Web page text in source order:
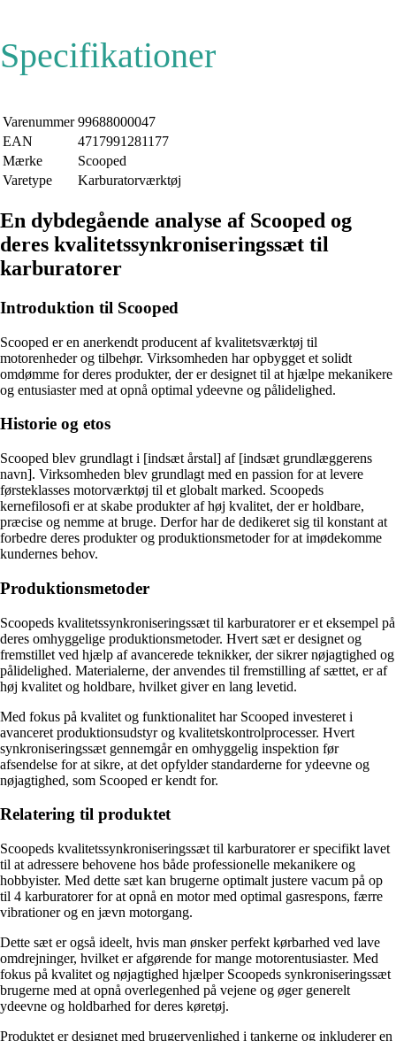
Specifikationer
Varenummer 99688000047
EAN
4717991281177
Mærke
Scooped
Varetype
Karburatorværktøj
En dybdegående analyse af Scooped og
deres kvalitetssynkroniseringssæt til
karburatorer
Introduktion til Scooped
Scooped er en anerkendt producent af kvalitetsværktøj til
motorenheder og tilbehør. Virksomheden har opbygget et solidt
omdømme for deres produkter, der er designet til at hjælpe mekanikere
og entusiaster med at opnå optimal ydeevne og pålidelighed.
Historie og etos
Scooped blev grundlagt i [indsæt årstal] af [indsæt grundlæggerens
navn]. Virksomheden blev grundlagt med en passion for at levere
førsteklasses motorværktøj til et globalt marked. Scoopeds
kernefilosofi er at skabe produkter af høj kvalitet, der er holdbare,
præcise og nemme at bruge. Derfor har de dedikeret sig til konstant at
forbedre deres produkter og produktionsmetoder for at imødekomme
kundernes behov.
Produktionsmetoder
Scoopeds kvalitetssynkroniseringssæt til karburatorer er et eksempel på
deres omhyggelige produktionsmetoder. Hvert sæt er designet og
fremstillet ved hjælp af avancerede teknikker, der sikrer nøjagtighed og
pålidelighed. Materialerne, der anvendes til fremstilling af sættet, er af
høj kvalitet og holdbare, hvilket giver en lang levetid.
Med fokus på kvalitet og funktionalitet har Scooped investeret i
avanceret produktionsudstyr og kvalitetskontrolprocesser. Hvert
synkroniseringssæt gennemgår en omhyggelig inspektion før
afsendelse for at sikre, at det opfylder standarderne for ydeevne og
nøjagtighed, som Scooped er kendt for.
Relatering til produktet
Scoopeds kvalitetssynkroniseringssæt til karburatorer er specifikt lavet
til at adressere behovene hos både professionelle mekanikere og
hobbyister. Med dette sæt kan brugerne optimalt justere vacum på op
til 4 karburatorer for at opnå en motor med optimal gasrespons, færre
vibrationer og en jævn motorgang.
Dette sæt er også ideelt, hvis man ønsker perfekt kørbarhed ved lave
omdrejninger, hvilket er afgørende for mange motorentusiaster. Med
fokus på kvalitet og nøjagtighed hjælper Scoopeds synkroniseringssæt
brugerne med at opnå overlegenhed på vejene og øger generelt
ydeevne og holdbarhed for deres køretøj.
Produktet er designet med brugervenlighed i tankerne og inkluderer en